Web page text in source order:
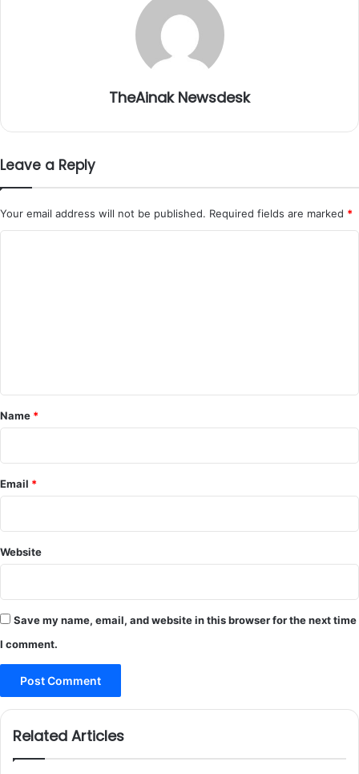
TheAinak Newsdesk
Leave a Reply
Your email address will not be published. Required fields are marked *
*
Name *
Email *
Website
Save my name, email, and website in this browser for the next time
I comment.
Related Articles